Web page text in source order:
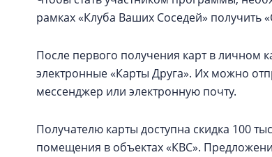
рамках «Клуба Ваших Соседей» получить
После первого получения карт в личном
электронные «Карты Друга». Их можно
мессенджер или электронную почту.
Получателю карты доступна скидка 100
помещения в объектах «КВС».